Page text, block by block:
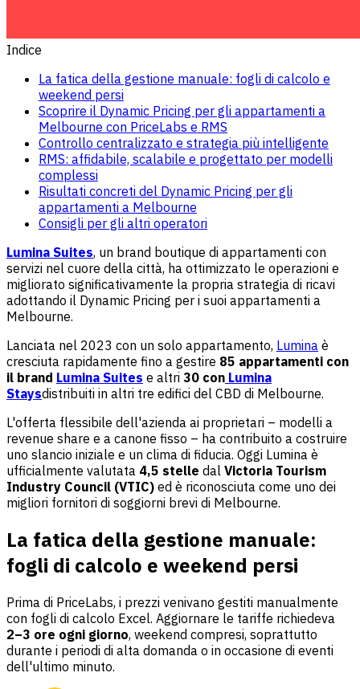
Indice
La fatica della gestione manuale: fogli di calcolo e
weekend persi
Scoprire il Dynamic Pricing per gli appartamenti a
Melbourne con PriceLabs e RMS
Controllo centralizzato e strategia più intelligente
RMS: affidabile, scalabile e progettato per modelli
complessi
Risultati concreti del Dynamic Pricing per gli
appartamenti a Melbourne
Consigli per gli altri operatori
Lumina Suites, un brand boutique di appartamenti con
servizi nel cuore della città, ha ottimizzato le operazioni e
migliorato significativamente la propria strategia di ricavi
adottando il Dynamic Pricing per i suoi appartamenti a
Melbourne.
Lanciata nel 2023 con un solo appartamento, Lumina è
cresciuta rapidamente fino a gestire 85 appartamenti con
il brand Lumina Suites e altri 30 con Lumina
Staysdistribuiti in altri tre edifici del CBD di Melbourne.
L'offerta flessibile dell'azienda ai proprietari – modelli a
revenue share e a canone fisso – ha contribuito a costruire
uno slancio iniziale e un clima di fiducia. Oggi Lumina è
ufficialmente valutata 4,5 stelle dal Victoria Tourism
Industry Council (VTIC) ed è riconosciuta come uno dei
migliori fornitori di soggiorni brevi di Melbourne.
La fatica della gestione manuale:
fogli di calcolo e weekend persi
Prima di PriceLabs, i prezzi venivano gestiti manualmente
con fogli di calcolo Excel. Aggiornare le tariffe richiedeva
2–3 ore ogni giorno, weekend compresi, soprattutto
durante i periodi di alta domanda o in occasione di eventi
dell'ultimo minuto.